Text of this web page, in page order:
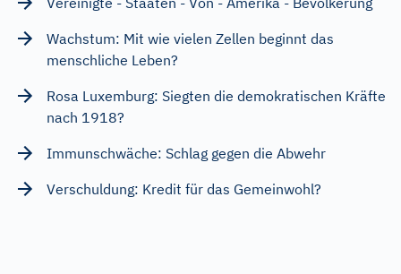
Wachstum: Mit wie vielen Zellen beginnt das
menschliche Leben?
Rosa Luxemburg: Siegten die demokratischen Kräfte
nach 1918?
Immunschwäche: Schlag gegen die Abwehr
Verschuldung: Kredit für das Gemeinwohl?